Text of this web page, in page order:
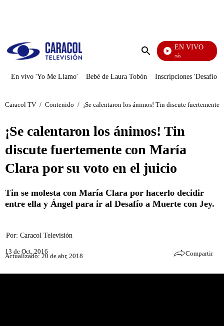
Enviar
EN VIVO
También Caerás
En vivo 'Yo Me Llamo' Bebé de Laura Tobón Inscripciones 'Desafío'
Caracol TV / Contenido / ¡Se calentaron los ánimos! Tin discute
¡Se calentaron los ánimos! Tin
discute fuertemente con María
Clara por su voto en el juicio
Tin se molesta con María Clara por hacerlo decidir
entre ella y Ángel para ir al Desafío a Muerte con Jey.
Por: Caracol Televisión
13 de Oct, 2016
Actualizado: 20 de abr, 2018 Compartir